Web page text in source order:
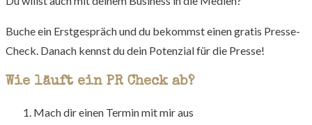
Buche ein Erstgespräch und du bekommst einen gratis Presse-
Check. Danach kennst du dein Potenzial für die Presse!
Wie läuft ein PR Check ab?
Mach dir einen Termin mit mir aus